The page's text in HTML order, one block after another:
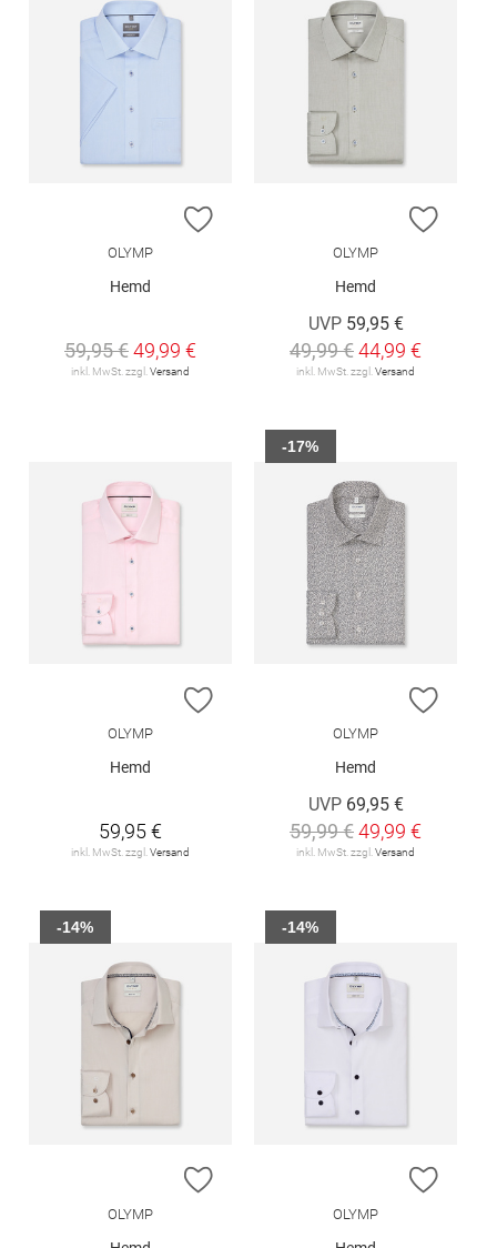
ZUR WUNSCHLISTE HINZUFÜGEN
OLYMP
Hemd
59,95 €49,99 €
inkl. MwSt. zzgl. Versand
ZUR
OLYMP
Hemd
UVP 59,95 €
49,99 €44,99 €
inkl. MwSt. zzgl. Versand
ZUR WUNSCHLISTE HINZUFÜGEN
OLYMP
Hemd
59,95 €
inkl. MwSt. zzgl. Versand
ZUR
OLYMP
Hemd
UVP 69,95 €
59,99 €49,99 €
inkl. MwSt. zzgl. Versand
-17%
ZUR WUNSCHLISTE HINZUFÜGEN
OLYMP
-14%
ZUR
OLYMP
-14%